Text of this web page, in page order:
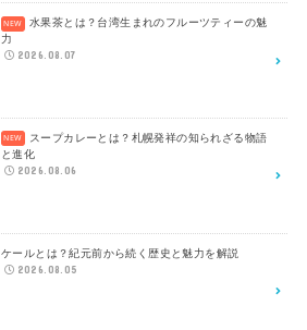
水果茶とは？台湾生まれのフルーツティーの魅
力
2026.08.07
スープカレーとは？札幌発祥の知られざる物語
と進化
2026.08.06
ケールとは？紀元前から続く歴史と魅力を解説
2026.08.05